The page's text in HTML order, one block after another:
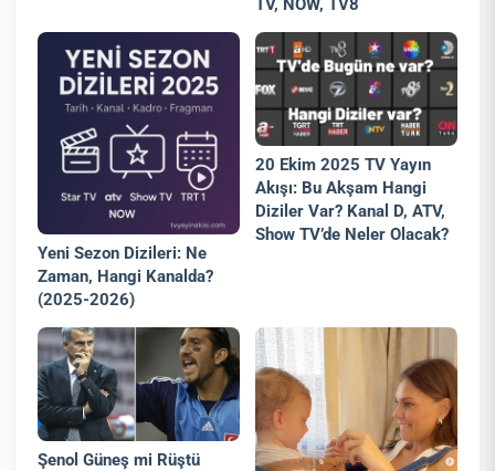
TV, NOW, TV8
Yeni Sezon Dizileri: Ne
Zaman, Hangi Kanalda?
(2025-2026)
20 Ekim 2025 TV Yayın
Akışı: Bu Akşam Hangi
Diziler Var? Kanal D, ATV,
Show TV’de Neler Olacak?
Şenol Güneş mi Rüştü